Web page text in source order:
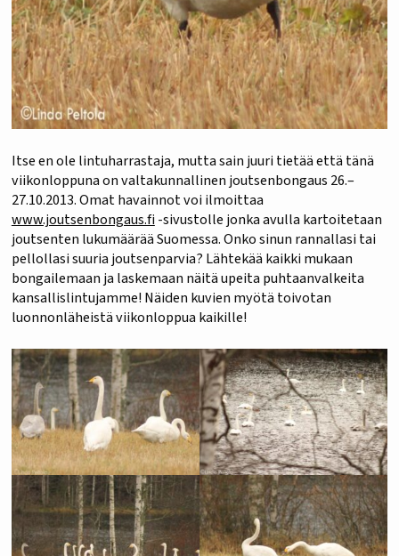
Itse en ole lintuharrastaja, mutta sain juuri tietää että tänä
viikonloppuna on valtakunnallinen joutsenbongaus 26.–
27.10.2013. Omat havainnot voi ilmoittaa
www.joutsenbongaus.fi -sivustolle jonka avulla kartoitetaan
joutsenten lukumäärää Suomessa. Onko sinun rannallasi tai
pellollasi suuria joutsenparvia? Lähtekää kaikki mukaan
bongailemaan ja laskemaan näitä upeita puhtaanvalkeita
kansallislintujamme! Näiden kuvien myötä toivotan
luonnonläheistä viikonloppua kaikille!